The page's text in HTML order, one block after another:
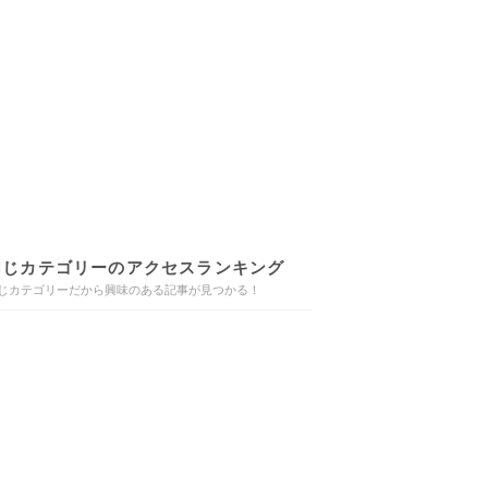
カテゴリーのアクセスランキング
カテゴリーだから興味のある記事が見つかる！